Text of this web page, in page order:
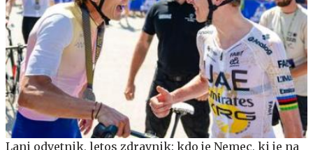
Lani odvetnik, letos zdravnik: kdo je Nemec, ki je na